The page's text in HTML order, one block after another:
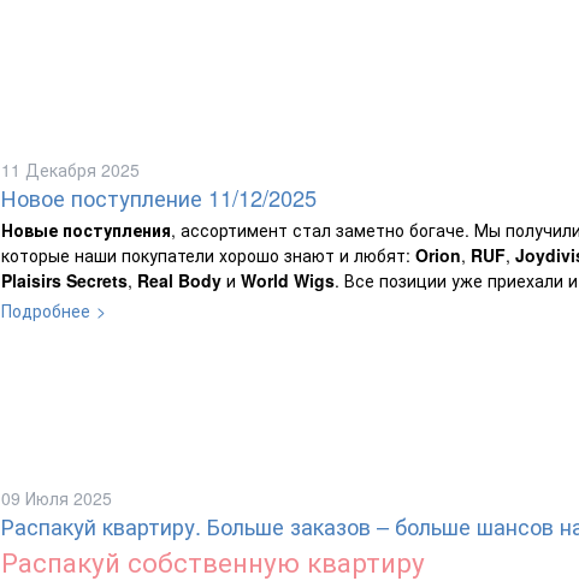
11 Декабря 2025
Новое поступление 11/12/2025
Новые поступления, ассортимент стал заметно богаче. Мы
которые наши покупатели хорошо знают и любят: Orion, RUF,
Plaisirs Secrets, Real Body и World Wigs. Все позиции уже приехали и
Подробнее
09 Июля 2025
Распакуй квартиру. Больше заказов – больше шансов
Распакуй собственную квартиру